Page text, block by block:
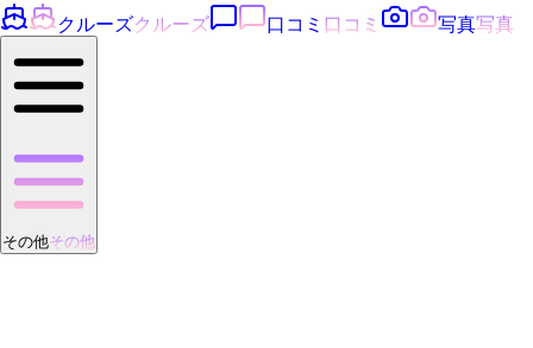
クルーズクルーズ 口コミ 口コミ 写真写真
その他その他